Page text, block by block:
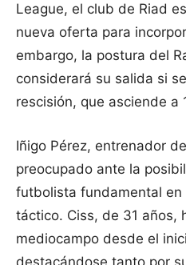
League, el club de Riad
nueva oferta para
embargo, la postura del
considerará su salida si
rescisión, que asciende a
Iñigo Pérez, entrenador
preocupado ante la
futbolista fundamental en
táctico. Ciss, de 31 años,
mediocampo desde el